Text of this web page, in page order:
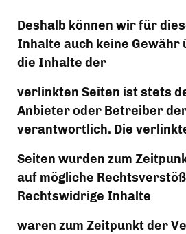
Deshalb können wir für
Inhalte auch keine Gewähr
die Inhalte der
verlinkten Seiten ist stets
Anbieter oder Betreiber
verantwortlich. Die
Seiten wurden zum
auf mögliche
Rechtswidrige Inhalte
waren zum Zeitpunkt der